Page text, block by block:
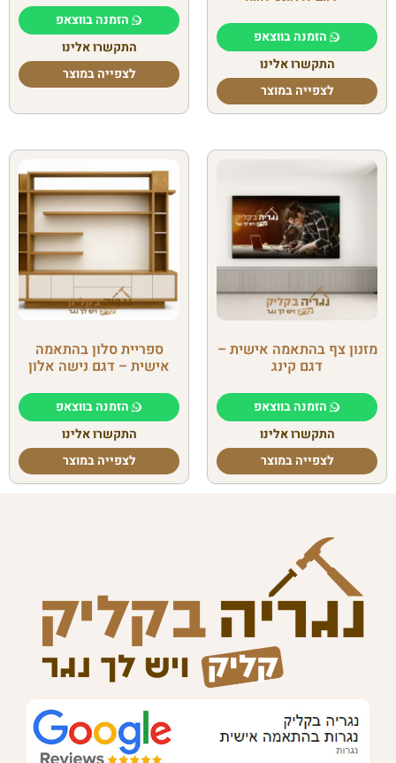
הזמנה בווצאפ
התקשרו אלינו
לצפייה במוצר
הזמנה בווצאפ
התקשרו אלינו
לצפייה במוצר
מזנון צף בהתאמה אישית –
דגם קינג
הזמנה בווצאפ
התקשרו אלינו
לצפייה במוצר
ספריית סלון בהתאמה
אישית – דגם נישה אלון
הזמנה בווצאפ
התקשרו אלינו
לצפייה במוצר